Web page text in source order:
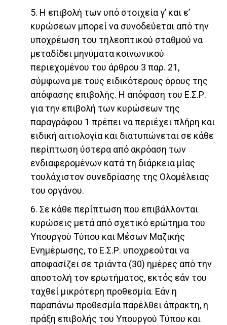
5. Η επιβολή των υπό στοιχεία γ’ και ε’
κυρώσεων μπορεί να συνοδεύεται από την
υποχρέωση του τηλεοπτικού σταθμού να
μεταδίδει μηνύματα κοινωνικού
περιεχομένου του άρθρου 3 παρ. 21,
σύμφωνα με τους ειδικότερους όρους της
απόφασης επιβολής. Η απόφαση του Ε.Σ.Ρ.
για την επιβολή των κυρώσεων της
παραγράφου 1 πρέπει να περιέχει πλήρη και
ειδική αιτιολογία και διατυπώνεται σε κάθε
περίπτωση ύστερα από ακρόαση των
ενδιαφερομένων κατά τη διάρκεια μίας
τουλάχιστον συνεδρίασης της Ολομέλειας
του οργάνου.
6. Σε κάθε περίπτωση που επιβάλλονται
κυρώσεις μετά από σχετικό ερώτημα του
Υπουργού Τύπου και Μέσων Μαζικής
Ενημέρωσης, το Ε.Σ.Ρ. υποχρεούται να
αποφασίζει σε τριάντα (30) ημέρες από την
αποστολή τον ερωτήματος, εκτός εάν του
ταχθεί μικρότερη προθεσμία. Εάν η
παραπάνω προθεσμία παρέλθει άπρακτη, η
πράξη επιβολής του Υπουργού Τύπου και